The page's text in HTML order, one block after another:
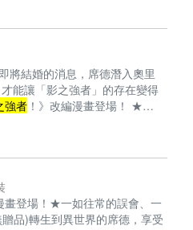
萬（計算至2023年4月）！
2023 / KADOKAWA
將結婚的消息，席德潛入奧里
能讓「影之強者」的存在變得
強者 ！》改編漫畫登場！ ★一
卡！(首刷售完即無贈品)
畫登場！★一如往常的誤會、一
品)轉生到異世界的席德，享受